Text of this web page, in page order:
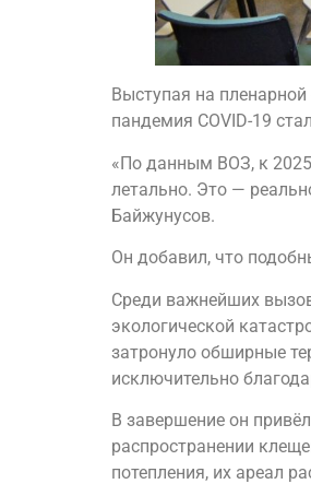
Выступая на
пандемия COVID-19
«По данным ВОЗ, к 2025
летально. Это —
Байжунусов.
Он добавил, что
Среди важнейших
экологической
затронуло обширные
исключительно
В завершение он
распространении
потепления, их ареал